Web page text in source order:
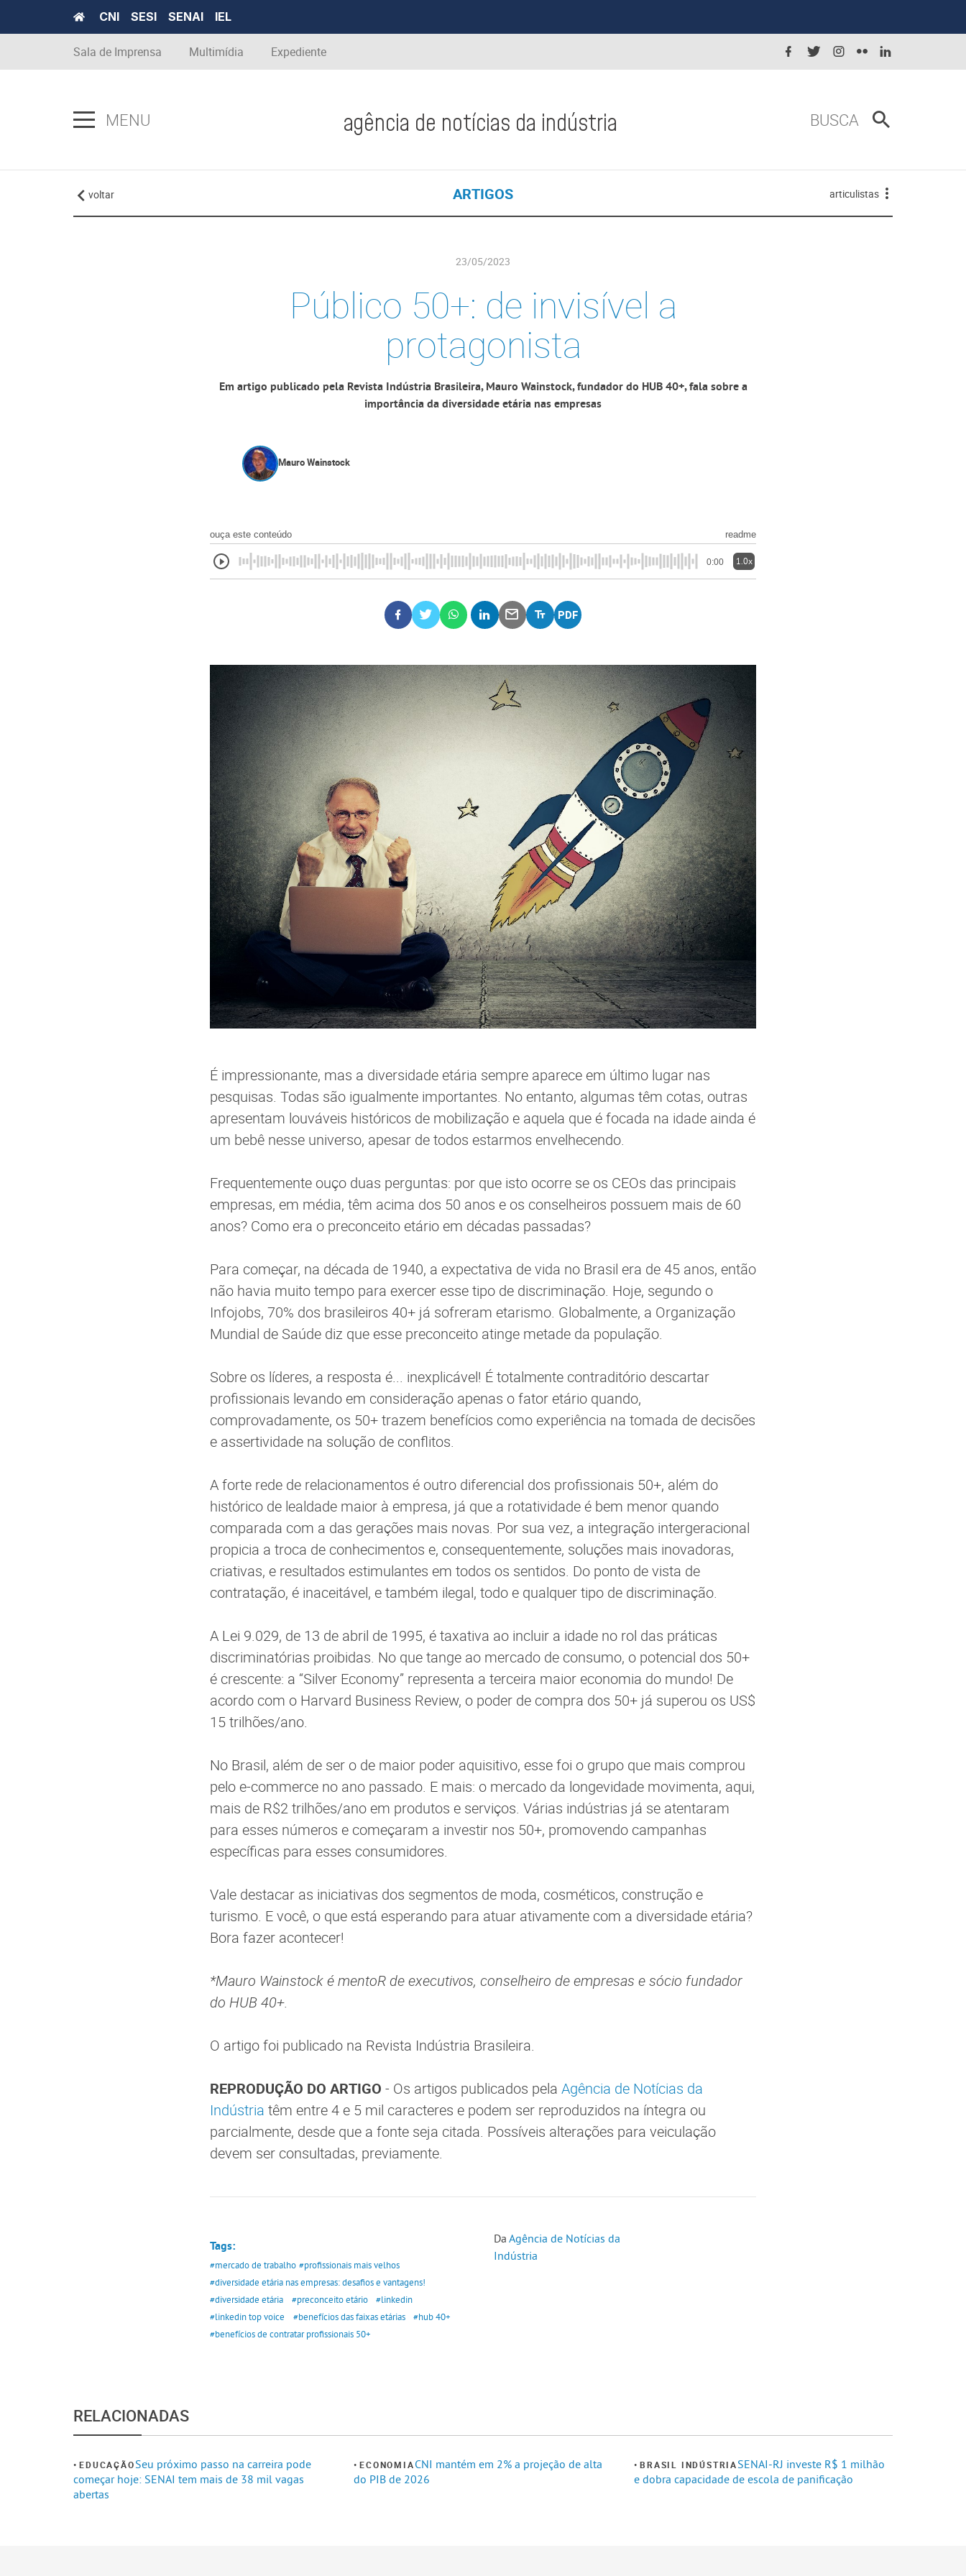
CNI SESI SENAI IEL
Sala de Imprensa Multimídia Expediente
MENU agência de notícias da indústria BUSCA
voltar ARTIGOS articulistas
23/05/2023
Público 50+: de invisível a
protagonista
Em artigo publicado pela Revista Indústria Brasileira, Mauro Wainstock, fundador do HUB 40+, fala sobre a
importância da diversidade etária nas empresas
Mauro Wainstock
ouça este conteúdo readme
0:00 1.0x
É impressionante, mas a diversidade etária sempre aparece em último lugar nas
pesquisas. Todas são igualmente importantes. No entanto, algumas têm cotas, outras
apresentam louváveis históricos de mobilização e aquela que é focada na idade ainda é
um bebê nesse universo, apesar de todos estarmos envelhecendo.
Frequentemente ouço duas perguntas: por que isto ocorre se os CEOs das principais
empresas, em média, têm acima dos 50 anos e os conselheiros possuem mais de 60
anos? Como era o preconceito etário em décadas passadas?
Para começar, na década de 1940, a expectativa de vida no Brasil era de 45 anos, então
não havia muito tempo para exercer esse tipo de discriminação. Hoje, segundo o
Infojobs, 70% dos brasileiros 40+ já sofreram etarismo. Globalmente, a Organização
Mundial de Saúde diz que esse preconceito atinge metade da população.
Sobre os líderes, a resposta é... inexplicável! É totalmente contraditório descartar
profissionais levando em consideração apenas o fator etário quando,
comprovadamente, os 50+ trazem benefícios como experiência na tomada de decisões
e assertividade na solução de conflitos.
A forte rede de relacionamentos é outro diferencial dos profissionais 50+, além do
histórico de lealdade maior à empresa, já que a rotatividade é bem menor quando
comparada com a das gerações mais novas. Por sua vez, a integração intergeracional
propicia a troca de conhecimentos e, consequentemente, soluções mais inovadoras,
criativas, e resultados estimulantes em todos os sentidos. Do ponto de vista de
contratação, é inaceitável, e também ilegal, todo e qualquer tipo de discriminação.
A Lei 9.029, de 13 de abril de 1995, é taxativa ao incluir a idade no rol das práticas
discriminatórias proibidas. No que tange ao mercado de consumo, o potencial dos 50+
é crescente: a “Silver Economy” representa a terceira maior economia do mundo! De
acordo com o Harvard Business Review, o poder de compra dos 50+ já superou os US$
15 trilhões/ano.
No Brasil, além de ser o de maior poder aquisitivo, esse foi o grupo que mais comprou
pelo e-commerce no ano passado. E mais: o mercado da longevidade movimenta, aqui,
mais de R$2 trilhões/ano em produtos e serviços. Várias indústrias já se atentaram
para esses números e começaram a investir nos 50+, promovendo campanhas
específicas para esses consumidores.
Vale destacar as iniciativas dos segmentos de moda, cosméticos, construção e
turismo. E você, o que está esperando para atuar ativamente com a diversidade etária?
Bora fazer acontecer!
*Mauro Wainstock é mentoR de executivos, conselheiro de empresas e sócio fundador
do HUB 40+.
O artigo foi publicado na Revista Indústria Brasileira.
REPRODUÇÃO DO ARTIGO - Os artigos publicados pela Agência de Notícias da
Indústria têm entre 4 e 5 mil caracteres e podem ser reproduzidos na íntegra ou
parcialmente, desde que a fonte seja citada. Possíveis alterações para veiculação
devem ser consultadas, previamente.
Tags:
#mercado de trabalho #profissionais mais velhos
#diversidade etária nas empresas: desafios e vantagens!
#diversidade etária
#preconceito etário
#linkedin
#linkedin top voice
#benefícios das faixas etárias
#hub 40+
#benefícios de contratar profissionais 50+
Da Agência de Notícias da
Indústria
RELACIONADAS
EDUCAÇÃOSeu próximo passo na carreira pode
começar hoje: SENAI tem mais de 38 mil vagas
abertas
ECONOMIACNI mantém em 2% a projeção de alta
do PIB de 2026
BRASIL INDÚSTRIASENAI-RJ investe R$ 1 milhão
e dobra capacidade de escola de panificação